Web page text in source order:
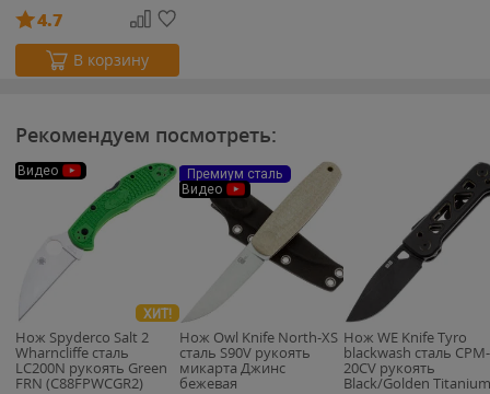
4.7
В корзину
Рекомендуем посмотреть:
Видео
ХИТ!
Нож Spyderco Salt 2
Wharncliffe сталь
LC200N рукоять Green
FRN (C88FPWCGR2)
Премиум сталь
Видео
Нож Owl Knife North-XS
сталь S90V рукоять
микарта Джинс
бежевая
Нож WE Knife Tyro
blackwash сталь CPM-
20CV рукоять
Black/Golden Titanium